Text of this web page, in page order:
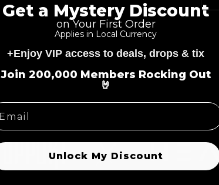
Get a Mystery Discount
on Your First Order
Applies in Local Currency
+Enjoy VIP access to deals, drops & tix
Join 200,000 Members Rocking Out
🤘
Unlock My Discount